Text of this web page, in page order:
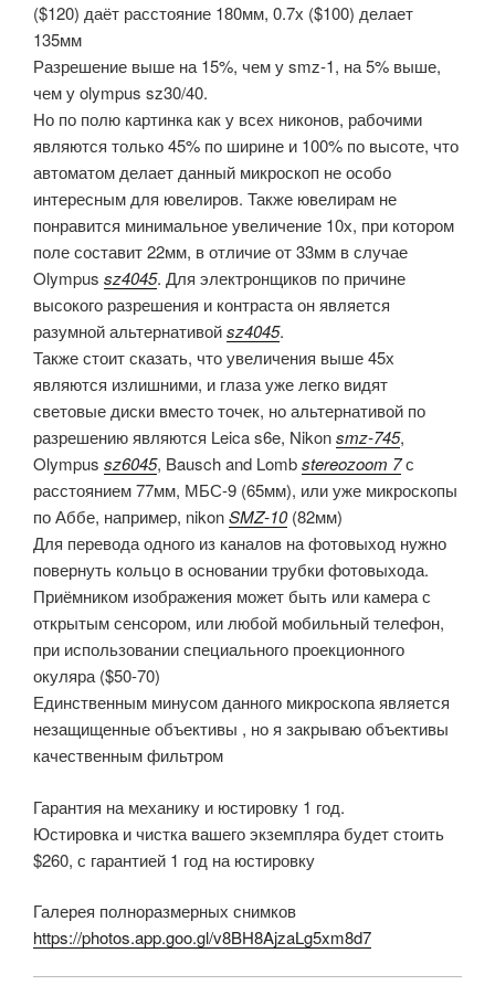
($120) даёт расстояние 180мм, 0.7х ($100) делает
135мм
Разрешение выше на 15%, чем у smz-1, на 5% выше,
чем у olympus sz30/40.
Но по полю картинка как у всех никонов, рабочими
являются только 45% по ширине и 100% по высоте, что
автоматом делает данный микроскоп не особо
интересным для ювелиров. Также ювелирам не
понравится минимальное увеличение 10х, при котором
поле составит 22мм, в отличие от 33мм в случае
Olympus sz4045. Для электронщиков по причине
высокого разрешения и контраста он является
разумной альтернативойsz4045.
Также стоит сказать, что увеличения выше 45х
являются излишними, и глаза уже легко видят
световые диски вместо точек, но альтернативой по
разрешению являются Leica s6e, Nikonsmz-745,
Olympus sz6045, Bausch and Lombstereozoom 7с
расстоянием 77мм, МБС-9 (65мм), или уже микроскопы
по Аббе, например, nikonSMZ-10(82мм)
Для перевода одного из каналов на фотовыход нужно
повернуть кольцо в основании трубки фотовыхода.
Приёмником изображения может быть или камера с
открытым сенсором, или любой мобильный телефон,
при использовании специального проекционного
окуляра ($50-70)
Единственным минусом данного микроскопа является
незащищенные объективы , но я закрываю объективы
качественным фильтром
Гарантия на механику и юстировку 1 год.
Юстировка и чистка вашего экземпляра будет стоить
$260, с гарантией 1 год на юстировку
Галерея полноразмерных снимков
https://photos.app.goo.gl/v8BH8AjzaLg5xm8d7